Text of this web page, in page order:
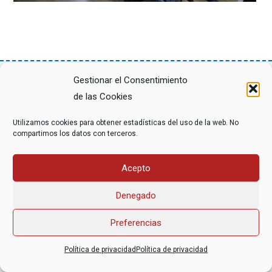
Gestionar el Consentimiento
de las Cookies
Utilizamos cookies para obtener estadísticas del uso de la web. No
compartimos los datos con terceros.
Acepto
Denegado
Preferencias
Política de privacidad Política de privacidad
Asociación Federal Derecho a Morir Dignamente (DMD)